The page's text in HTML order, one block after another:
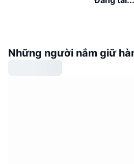
Những người nắm giữ